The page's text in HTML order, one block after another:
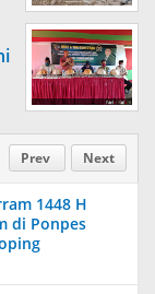
Prev Next
1448 H
di Ponpes